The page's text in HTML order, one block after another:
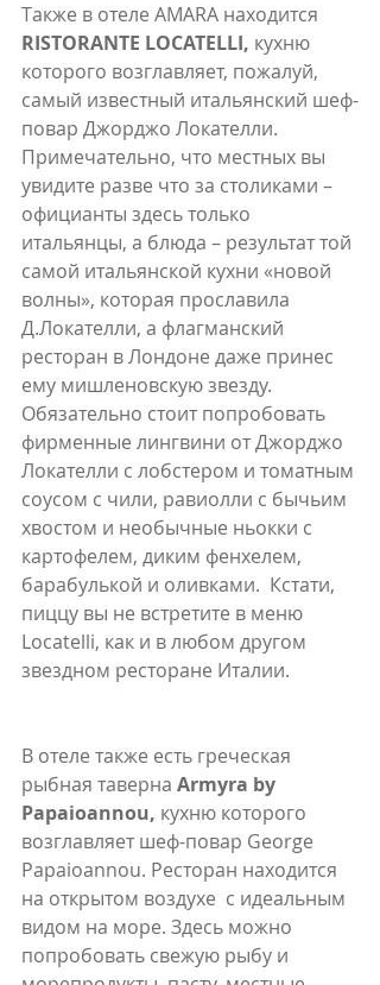
Также в отеле AMARA находится
RISTORANTE LOCATELLI, кухню
которого возглавляет, пожалуй,
самый известный итальянский шеф-
повар Джорджо Локателли.
Примечательно, что местных вы
увидите разве что за столиками –
официанты здесь только
итальянцы, а блюда – результат той
самой итальянской кухни «новой
волны», которая прославила
Д.Локателли, а флагманский
ресторан в Лондоне даже принес
ему мишленовскую звезду.
Обязательно стоит попробовать
фирменные лингвини от Джорджо
Локателли с лобстером и томатным
соусом с чили, равиолли с бычьим
хвостом и необычные ньокки с
картофелем, диким фенхелем,
барабулькой и оливками.  Кстати,
пиццу вы не встретите в меню
Locatelli, как и в любом другом
звездном ресторане Италии.
В отеле также есть греческая
рыбная таверна Armyra by
Papaioannou, кухню которого
возглавляет шеф-повар George
Papaioannou. Ресторан находится
на открытом воздухе  с идеальным
видом на море. Здесь можно
попробовать свежую рыбу и